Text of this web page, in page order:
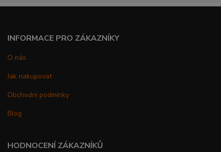
INFORMACE PRO ZÁKAZNÍKY
O nás
Jak nakupovat
Obchodní podmínky
Blog
HODNOCENÍ ZÁKAZNÍKŮ